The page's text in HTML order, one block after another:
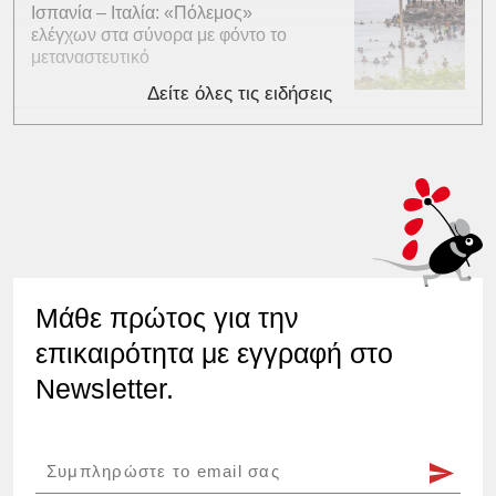
Ισπανία – Ιταλία: «Πόλεμος»
ελέγχων στα σύνορα με φόντο το
μεταναστευτικό
Δείτε όλες τις ειδήσεις
Μάθε πρώτος για την
επικαιρότητα με εγγραφή στο
Newsletter.